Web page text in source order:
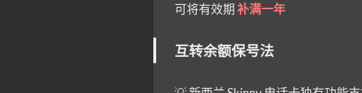
可将有效期补满一年
互转余额保号法